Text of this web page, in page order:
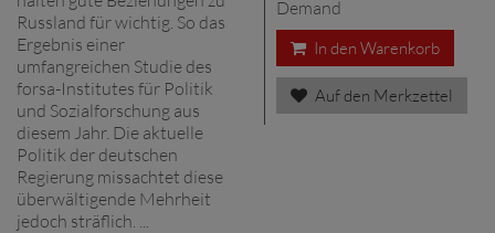
Russland für wichtig. So das
Ergebnis einer
umfangreichen Studie des
forsa-Institutes für Politik
und Sozialforschung aus
diesem Jahr. Die aktuelle
Politik der deutschen
Regierung missachtet diese
überwältigende Mehrheit
jedoch sträflich. ...
Demand
In den Warenkorb
Auf den Merkzettel